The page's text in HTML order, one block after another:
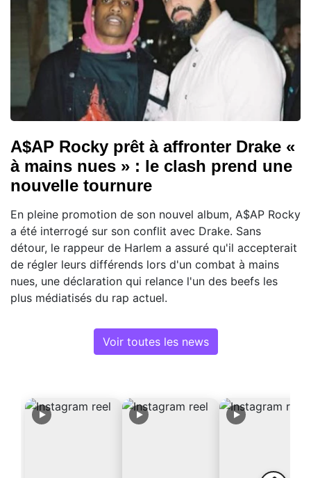
A$AP Rocky prêt à affronter Drake «
à mains nues » : le clash prend une
nouvelle tournure
En pleine promotion de son nouvel album, A$AP Rocky
a été interrogé sur son conflit avec Drake. Sans
détour, le rappeur de Harlem a assuré qu'il accepterait
de régler leurs différends lors d'un combat à mains
nues, une déclaration qui relance l'un des beefs les
plus médiatisés du rap actuel.
Voir toutes les news